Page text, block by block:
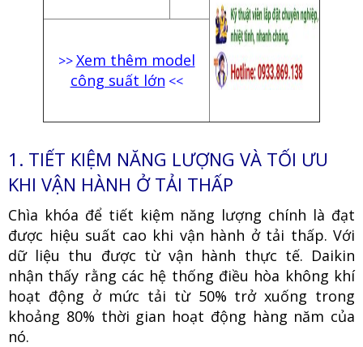
>>Xem thêm model
công suất lớn <<
1. TIẾT KIỆM NĂNG LƯỢNG VÀ TỐI ƯU
KHI VẬN HÀNH Ở TẢI THẤP
Chìa khóa để tiết kiệm năng lượng chính là đạt
được hiệu suất cao khi vận hành ở tải thấp. Với
dữ liệu thu được từ vận hành thực tế. Daikin
nhận thấy rằng các hệ thống điều hòa không khí
hoạt động ở mức tải từ 50% trở xuống trong
khoảng 80% thời gian hoạt động hàng năm của
nó.